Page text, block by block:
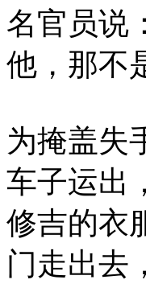
名官员说
他，那不
为掩盖失
车子运出
修吉的衣
门走出去